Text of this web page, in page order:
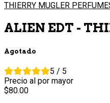
THIERRY MUGLER
ALIEN EDT -
Agotado
5 / 5
Precio al por mayor
80.00